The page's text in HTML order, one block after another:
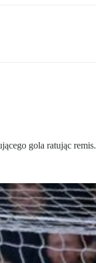
gola ratując remis.